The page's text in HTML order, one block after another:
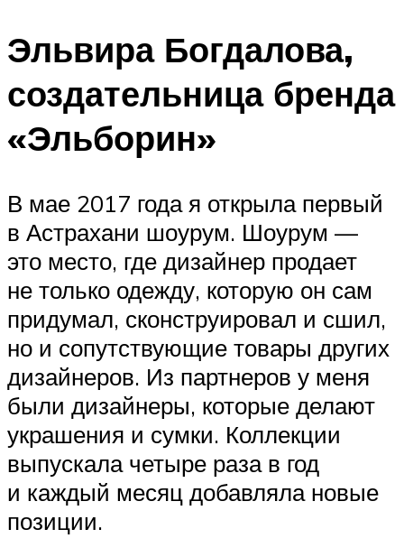
Эльвира Богдалова,
создательница бренда
«Эльборин»
В мае 2017 года я открыла первый
в Астрахани шоурум. Шоурум —
это место, где дизайнер продает
не только одежду, которую он сам
придумал, сконструировал и сшил,
но и сопутствующие товары других
дизайнеров. Из партнеров у меня
были дизайнеры, которые делают
украшения и сумки. Коллекции
выпускала четыре раза в год
и каждый месяц добавляла новые
позиции.